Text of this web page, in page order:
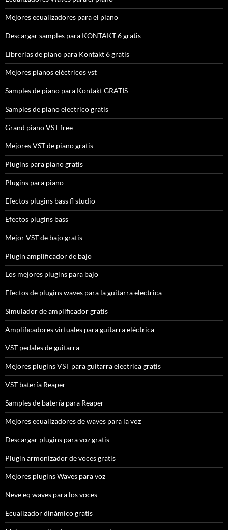
Mejores ecualizadores para el piano
Descargar samples para KONTAKT 6 gratis
Librerías de piano para Kontakt 6 gratis
Mejores pianos eléctricos vst
Samples de piano para Kontakt GRATIS
Samples de piano electrico gratis
Grand piano VST free
Mejores VST de piano gratis
Plugins para piano gratis
Plugins para piano
Efectos plugins bass fl studio
Efectos plugins bass
Mejor VST de bajo gratis
Plugin amplificador de bajo
Los mejores plugins para bajo
Efectos de plugins waves para la guitarra electrica
Simulador de amplificador gratis
Amplificadores virtuales para guitarra eléctrica
VST pedales de guitarra
Mejores plugins VST para guitarra electrica gratis
VST batería Reaper
Samples de batería para Reaper
Mejores ecualizadores de waves para la voz
Descargar plugins para voz gratis
Plugin armonizador de voces gratis
Mejores plugins Waves para voz
Neve eq waves para los voces
Ecualizador dinámico gratis